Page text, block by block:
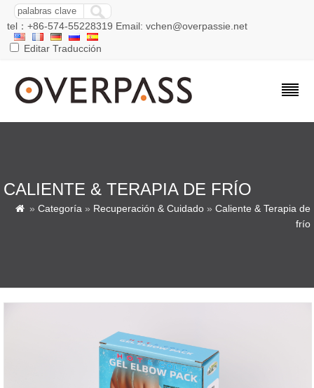
tel：+86-574-55228319 Email: vchen@overpassie.net
Editar Traducción
CALIENTE & TERAPIA DE FRÍO
 » Categoría » Recuperación & Cuidado » Caliente & Terapia de
frío